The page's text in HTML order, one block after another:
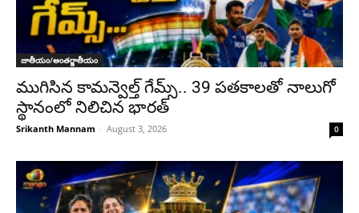
జాతీయం/అంతర్జాతీయం
ముగిసిన కామన్వెల్త్ గేమ్స్‌.. 39 పతకాలతో నాలుగో
స్థానంలో నిలిచిన భారత్
Srikanth Mannam - August 3, 2026 0